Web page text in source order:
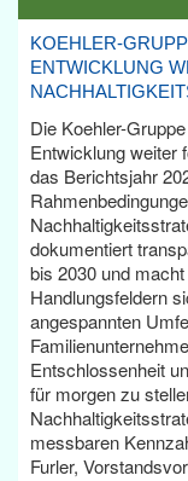
KOEHLER-
ENTWICKLUNG
Die Koehler-
Entwicklung weiter
das Berichtsjahr
dokumentiert
bis 2030 und
Handlungsfeldern
angespannten
Entschlossenheit
für morgen zu
messbaren
Furler,